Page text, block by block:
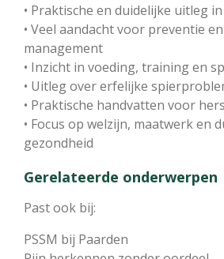
• Praktische en duidelijke uitleg
• Veel aandacht voor preventie
management
• Inzicht in voeding, training en
• Uitleg over erfelijke
• Praktische handvatten voor
• Focus op welzijn, maatwerk en
gezondheid
Gerelateerde onderwerpen
Past ook bij:
PSSM bij Paarden